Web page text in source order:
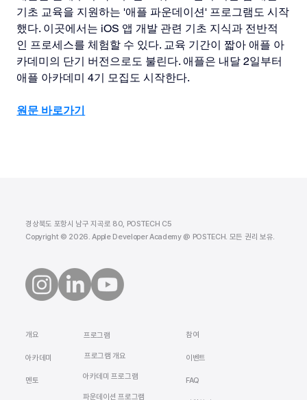
기초 교육을 지원하는 '애플 파운데이션' 프로그램도 시작
했다. 이곳에서는 iOS 앱 개발 관련 기초 지식과 전반적
인 프로세스를 체험할 수 있다. 교육 기간이 짧아 애플 아
카데미의 단기 버전으로도 불린다. 애플은 내달 2일부터
애플 아카데미 4기 모집도 시작한다.
원문 바로가기
경상북도 포항시 남구 지곡로 80, POSTECH C5
Copyright © 2026. Apple Developer Academy @ POSTECH. 모든 권리 보유.
​개요
​아카데미
멘토
프로그램
프로그램 개요
아카데미 프로그램
​파운데이션 프로그램
참여
이벤트
FAQ